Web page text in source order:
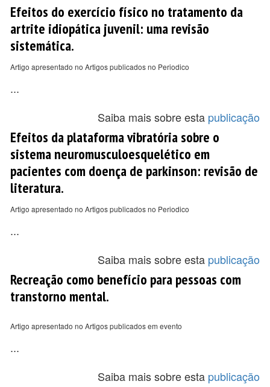
Efeitos do exercício físico no tratamento da
artrite idiopática juvenil: uma revisão
sistemática.
Artigo apresentado no Artigos publicados no Periodico
...
Saiba mais sobre esta publicação
Efeitos da plataforma vibratória sobre o
sistema neuromusculoesquelético em
pacientes com doença de parkinson: revisão de
literatura.
Artigo apresentado no Artigos publicados no Periodico
...
Saiba mais sobre esta publicação
Recreação como benefício para pessoas com
transtorno mental.
Artigo apresentado no Artigos publicados em evento
...
Saiba mais sobre esta publicação